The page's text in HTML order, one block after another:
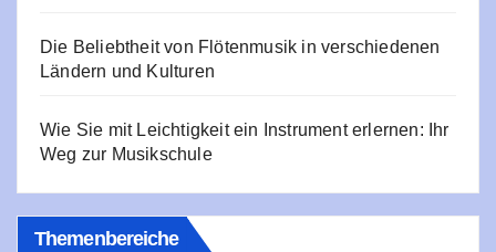
Die Beliebtheit von Flötenmusik in verschiedenen
Ländern und Kulturen
Wie Sie mit Leichtigkeit ein Instrument erlernen: Ihr
Weg zur Musikschule
Themenbereiche